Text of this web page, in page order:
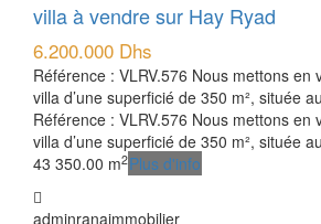
villa à vendre sur Hay Ryad
6.200.000 Dhs
Référence : VLRV.576 Nous mettons en
villa d’une superficié de 350 m², située
Référence : VLRV.576 Nous mettons en
villa d’une superficié de 350 m², située
43 350.00 m2Plus d'info
adminranaimmobilier